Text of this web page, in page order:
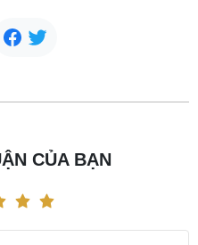
CỦA BẠN